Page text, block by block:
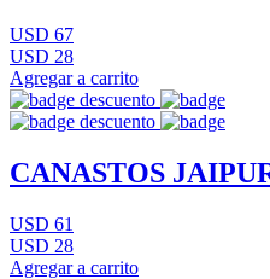
USD 67
USD 28
Agregar a carrito
CANASTOS
USD 61
USD 28
Agregar a carrito